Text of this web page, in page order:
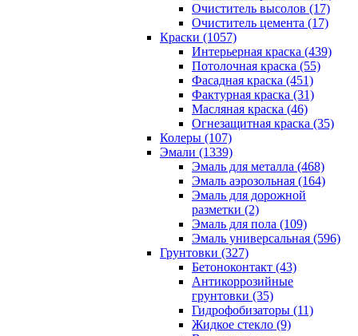
Очиститель высолов (17)
Очиститель цемента (17)
Краски (1057)
Интерьерная краска (439)
Потолочная краска (55)
Фасадная краска (451)
Фактурная краска (31)
Масляная краска (46)
Огнезащитная краска (35)
Колеры (107)
Эмали (1339)
Эмаль для металла (468)
Эмаль аэрозольная (164)
Эмаль для дорожной
разметки (2)
Эмаль для пола (109)
Эмаль универсальная (596)
Грунтовки (327)
Бетоноконтакт (43)
Антикоррозийные
грунтовки (35)
Гидрофобизаторы (11)
Жидкое стекло (9)